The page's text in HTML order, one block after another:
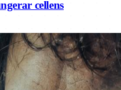
cellens